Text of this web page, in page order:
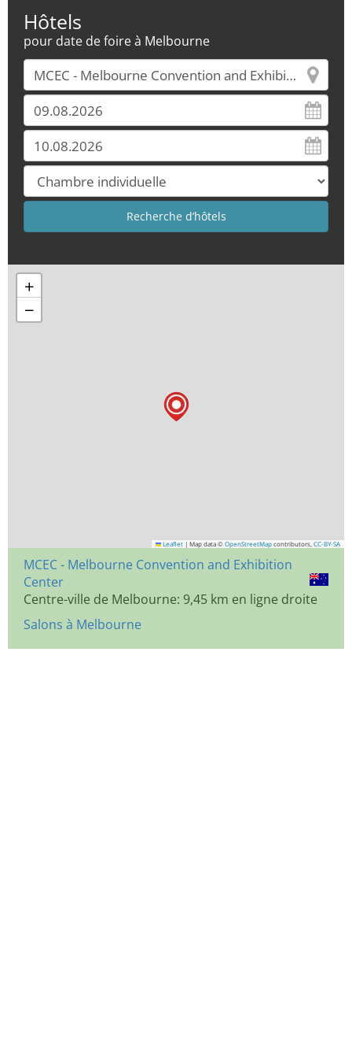
Hôtels
pour date de foire à Melbourne
+
−
Leaflet | Map data © OpenStreetMap contributors, CC-BY-SA
MCEC - Melbourne Convention and Exhibition
Center
Centre-ville de Melbourne: 9,45 km en ligne droite
Salons à Melbourne